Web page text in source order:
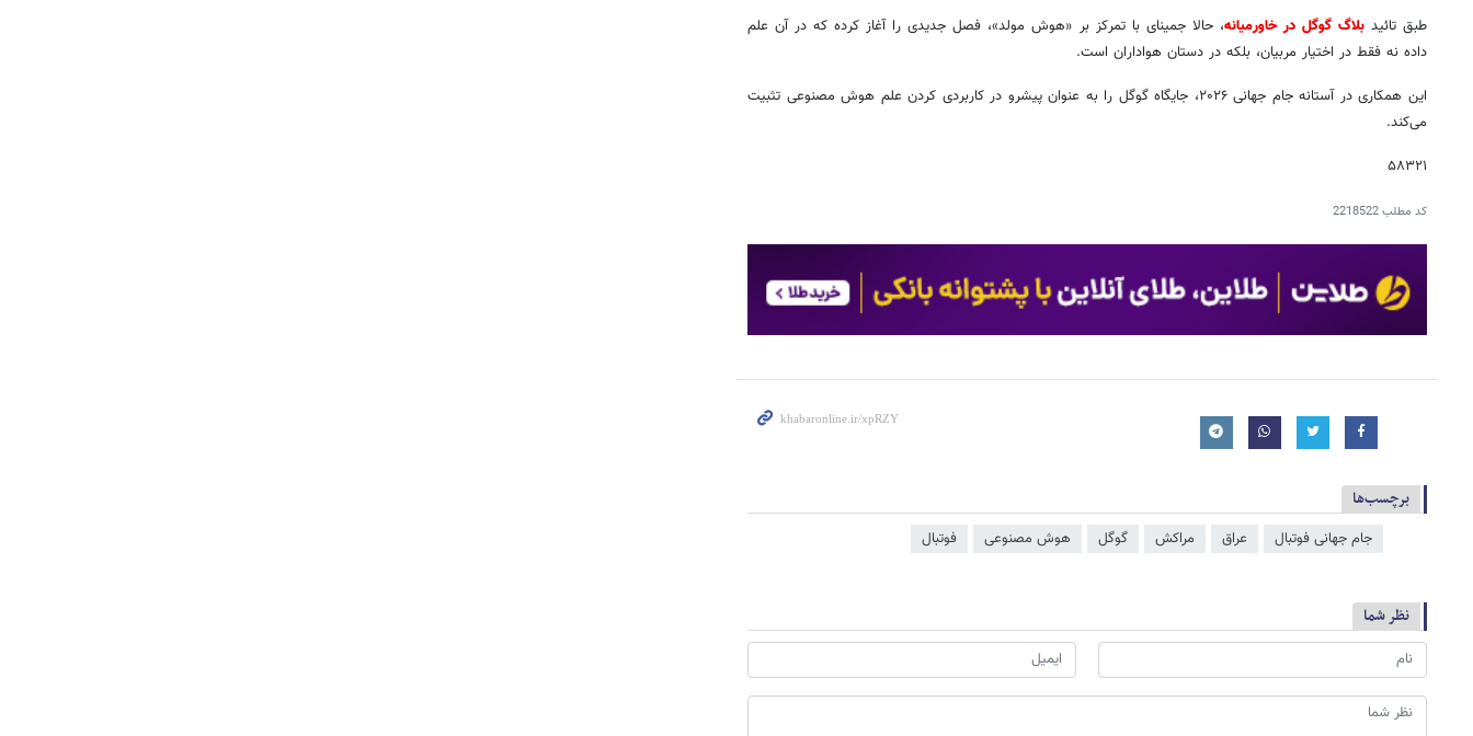
طبق تائیدبلاگ گوگل در خاورمیانه، حالا جمینای با تمرکز بر «هوش مولد»، فصل جدیدی را آغاز کرده که در آن علم
داده نه فقط در اختیار مربیان، بلکه در دستان هواداران است.
این همکاری در آستانه جام جهانی ۲۰۲۶، جایگاه گوگل را به عنوان پیشرو در کاربردی کردن علم هوش مصنوعی تثبیت
می‌کند.
۵۸۳۲۱
کد مطلب2218522
برچسب‌ها
جام جهانی فوتبال عراق مراکش گوگل هوش مصنوعی فوتبال
نظر شما